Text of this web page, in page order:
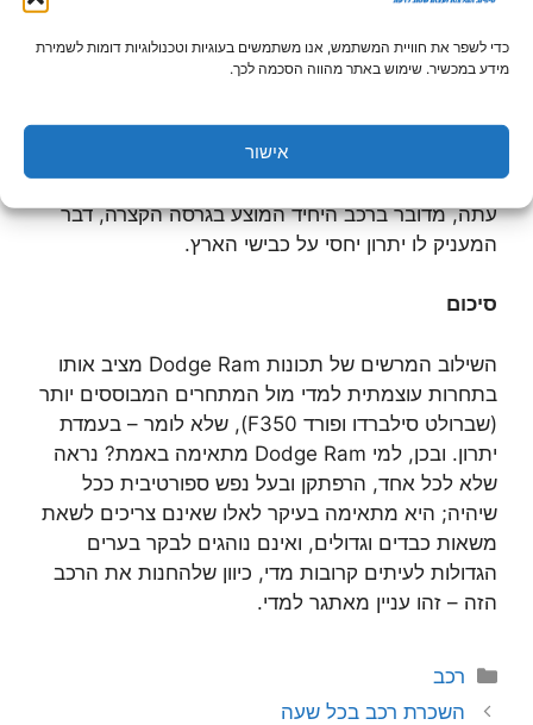
כדי לשפר את חוויית המשתמש, אנו משתמשים בעוגיות וטכנולוגיות דומות לשמירת
מידע במכשיר. שימוש באתר מהווה הסכמה לכך.
אישור
הצנועות.
תמורה למחיר
מחיר Dodge Ram דומה לזה של המתחרים, אך לעת
עתה, מדובר ברכב היחיד המוצע בגרסה הקצרה, דבר
המעניק לו יתרון יחסי על כבישי הארץ.
סיכום
השילוב המרשים של תכונות Dodge Ram מציב אותו
בתחרות עוצמתית למדי מול המתחרים המבוססים יותר
(שברולט סילברדו ופורד F350), שלא לומר – בעמדת
יתרון. ובכן, למי Dodge Ram מתאימה באמת? נראה
שלא לכל אחד, הרפתקן ובעל נפש ספורטיבית ככל
שיהיה; היא מתאימה בעיקר לאלו שאינם צריכים לשאת
משאות כבדים וגדולים, ואינם נוהגים לבקר בערים
הגדולות לעיתים קרובות מדי, כיוון שלהחנות את הרכב
הזה – זהו עניין מאתגר למדי.
קטגוריות
רכב
השכרת רכב בכל שעה